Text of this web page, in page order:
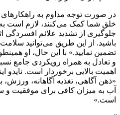
در صورت توجه مداوم به راهکارهای
خلق شما کمک می‌کنند، لازم است
جلوگیری از تشدید علائم افسردگی
باشید. از این طریق می‌توانید سلامت
تضمین نمایید.» با این حال، او
و تعادل به همراه رویکردی جامع
اهمیت بالایی برخوردار است. نایدو
«ذهن آگاهی، تغذیه آگاهانه،
آب به میزان کافی برای موفقیت و
است.»